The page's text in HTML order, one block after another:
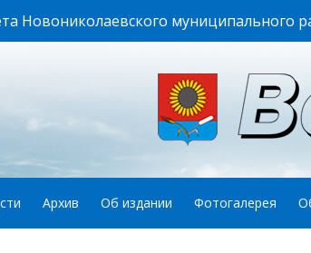
Новониколаевского муниципального
Архив Об издании Фотогалерея